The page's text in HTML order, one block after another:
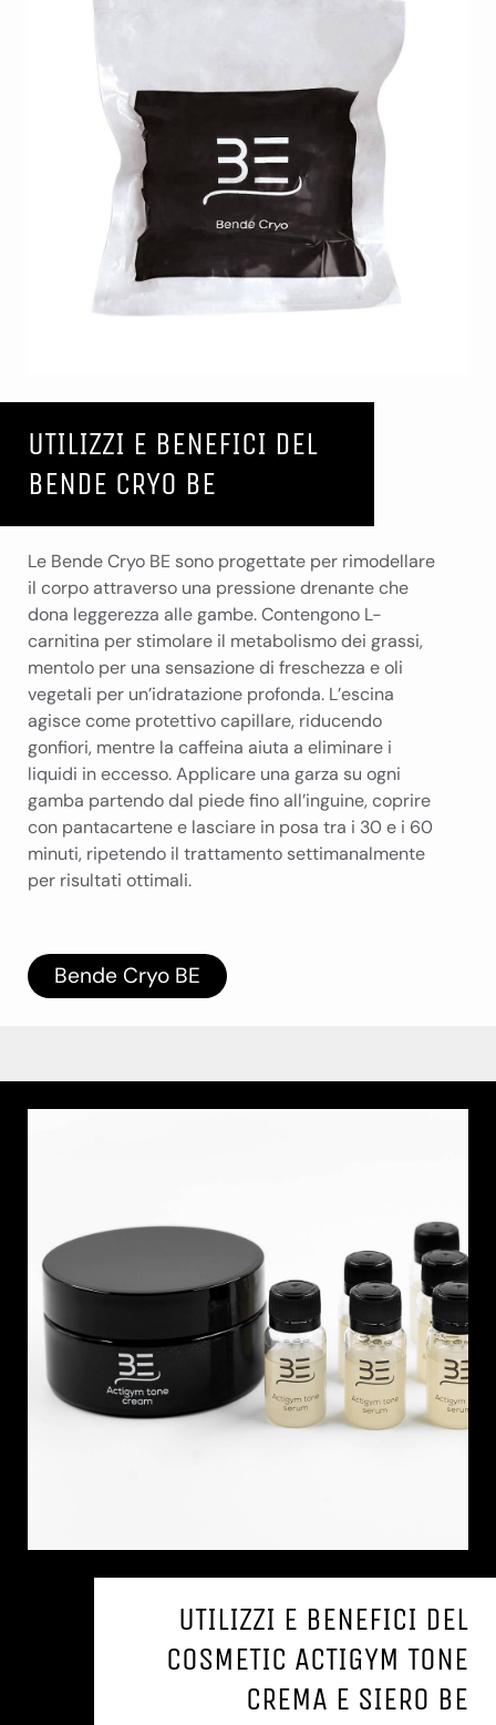
UTILIZZI E BENEFICI DEL
BENDE CRYO BE
Le Bende Cryo BE sono progettate per rimodellare
il corpo attraverso una pressione drenante che
dona leggerezza alle gambe. Contengono L-
carnitina per stimolare il metabolismo dei grassi,
mentolo per una sensazione di freschezza e oli
vegetali per un’idratazione profonda. L’escina
agisce come protettivo capillare, riducendo
gonfiori, mentre la caffeina aiuta a eliminare i
liquidi in eccesso. Applicare una garza su ogni
gamba partendo dal piede fino all’inguine, coprire
con pantacartene e lasciare in posa tra i 30 e i 60
minuti, ripetendo il trattamento settimanalmente
per risultati ottimali.
Bende Cryo BE
UTILIZZI E BENEFICI DEL
COSMETIC ACTIGYM TONE
CREMA E SIERO BE